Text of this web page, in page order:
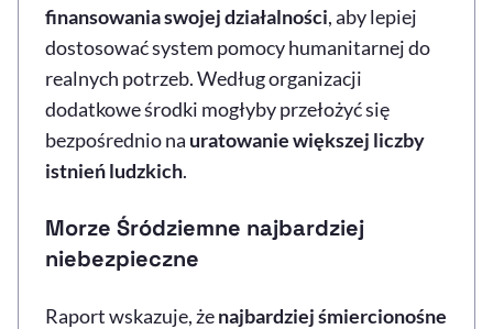
finansowania swojej działalności, aby lepiej
dostosować system pomocy humanitarnej do
realnych potrzeb. Według organizacji
dodatkowe środki mogłyby przełożyć się
bezpośrednio na uratowanie większej liczby
istnień ludzkich.
Morze Śródziemne najbardziej
niebezpieczne
Raport wskazuje, żenajbardziej śmiercionośne